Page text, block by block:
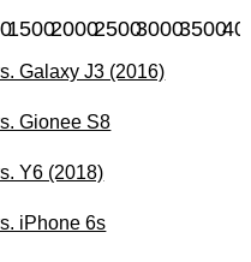
15002000250030003500
Galaxy J3 (2016)
Gionee S8
Y6 (2018)
iPhone 6s